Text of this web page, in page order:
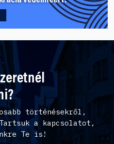
történésekről,
a kapcsolatot,
Te is!